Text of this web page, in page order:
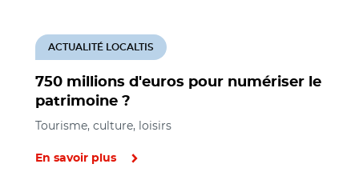
750 millions d'euros pour numériser le
patrimoine ?
ACTUALITÉ LOCALTIS
Tourisme, culture, loisirs
En savoir plus